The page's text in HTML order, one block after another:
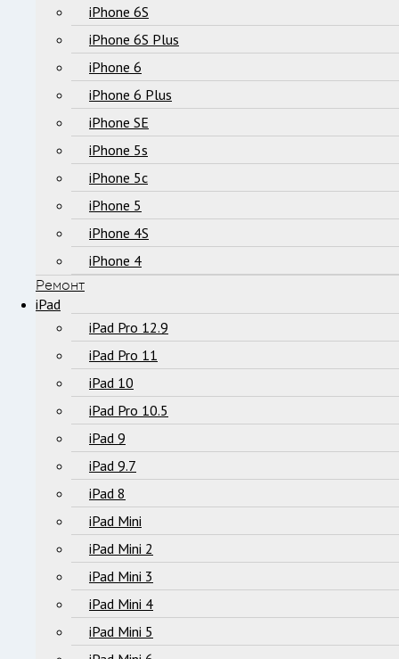
iPhone 6S
iPhone 6S Plus
iPhone 6
iPhone 6 Plus
iPhone SE
iPhone 5s
iPhone 5c
iPhone 5
iPhone 4S
iPhone 4
Ремонт
iPad
iPad Pro 12.9
iPad Pro 11
iPad 10
iPad Pro 10.5
iPad 9
iPad 9.7
iPad 8
iPad Mini
iPad Mini 2
iPad Mini 3
iPad Mini 4
iPad Mini 5